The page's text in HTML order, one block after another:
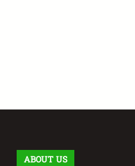
ABOUT US